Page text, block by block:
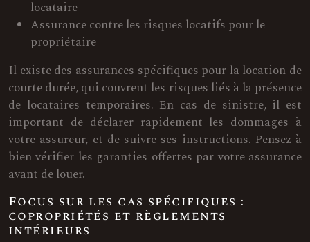
locataire
Assurance contre les risques locatifs pour le
propriétaire
Il existe des assurances spécifiques pour la location de
courte durée, qui couvrent les risques liés à la présence
de locataires temporaires. En cas de sinistre, il est
important de déclarer rapidement les dommages à
votre assureur, et de suivre ses instructions. Pensez à
bien vérifier les garanties offertes par votre assurance
avant de louer.
Focus sur les cas spécifiques :
copropriétés et règlements
intérieurs